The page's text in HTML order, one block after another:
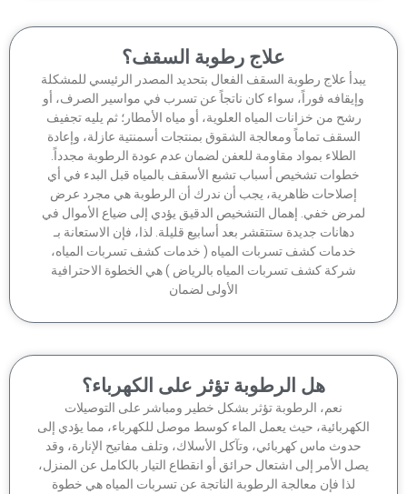
علاج رطوبة السقف؟
علاج رطوبة السقف الفعال بتحديد المصدر الرئيسي للمشكلة
فوراً، سواء كان ناتجاً عن تسرب في مواسير الصرف، أو
رشح من خزانات المياه العلوية، أو مياه الأمطار؛ ثم يليه تجفيف
السقف تماماً ومعالجة الشقوق بمنتجات أسمنتية عازلة، وإعادة
الطلاء بمواد مقاومة للعفن لضمان عدم عودة الرطوبة مجدداً.
خطوات تشخيص أسباب تشبع الأسقف بالمياه قبل البدء في أي
إصلاحات ظاهرية، يجب أن ندرك أن الرطوبة هي مجرد عرض
خفي. إهمال التشخيص الدقيق يؤدي إلى ضياع الأموال في
دهانات جديدة ستتقشر بعد أسابيع قليلة. لذا، فإن الاستعانة بـ
خدمات كشف تسربات المياه ( خدمات كشف تسربات المياه،
شركة كشف تسربات المياه بالرياض ) هي الخطوة الاحترافية
الأولى لضمان
هل الرطوبة تؤثر على الكهرباء؟
نعم، الرطوبة تؤثر بشكل خطير ومباشر على التوصيلات
حيث يعمل الماء كوسط موصل للكهرباء، مما يؤدي إلى
حدوث ماس كهربائي، وتآكل الأسلاك، وتلف مفاتيح الإنارة، وقد
الأمر إلى اشتعال حرائق أو انقطاع التيار بالكامل عن المنزل،
لذا فإن معالجة الرطوبة الناتجة عن تسربات المياه هي خطوة